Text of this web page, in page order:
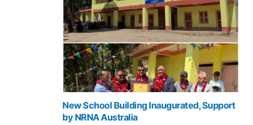
New School Building Inaugurated, Support
by NRNA Australia